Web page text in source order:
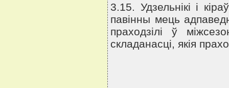
3.15. Удзельнiкi i
павiнны мець
праходзiлi ў
складанасцi, якiя